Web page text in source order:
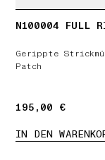
N100004 FULL
Gerippte
Patch
195,00 €
195,00 €
IN DEN